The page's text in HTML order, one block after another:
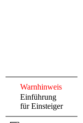
Warnhinweis
Einführung
für Einsteiger